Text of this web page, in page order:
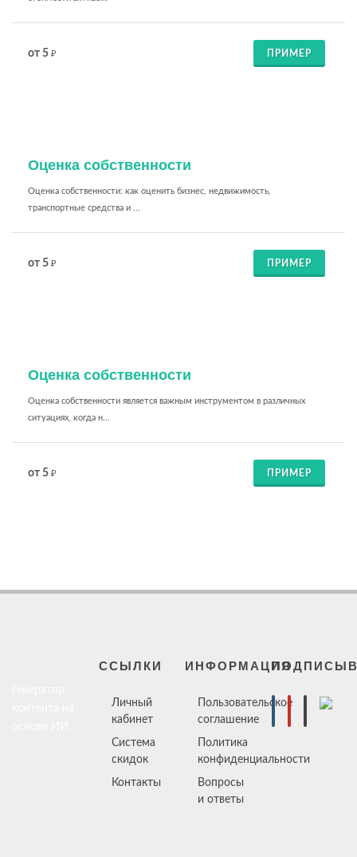
от 5 ₽ ПРИМЕР
Оценка собственности
Оценка собственности: как оценить бизнес, недвижимость,
транспортные средства и ...
от 5 ₽ ПРИМЕР
Оценка собственности
Оценка собственности является важным инструментом в различных
ситуациях, когда н...
от 5 ₽ ПРИМЕР
ССЫЛКИ
Личный
кабинет
Система
скидок
Контакты
ИНФОРМАЦИЯ
Пользовательское
соглашение
Политика
конфиденциальности
Вопросы
и ответы